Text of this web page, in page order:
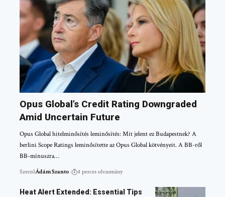
Opus Global’s Credit Rating Downgraded
Amid Uncertain Future
Opus Global hitelminősítés leminősítés: Mit jelent ez Budapestnek? A
berlini Scope Ratings leminősítette az Opus Global kötvényeit. A BB-ről
BB-mínuszra…
SzerzőÁdám Szanto 4 perces olvasmány
Heat Alert Extended: Essential Tips